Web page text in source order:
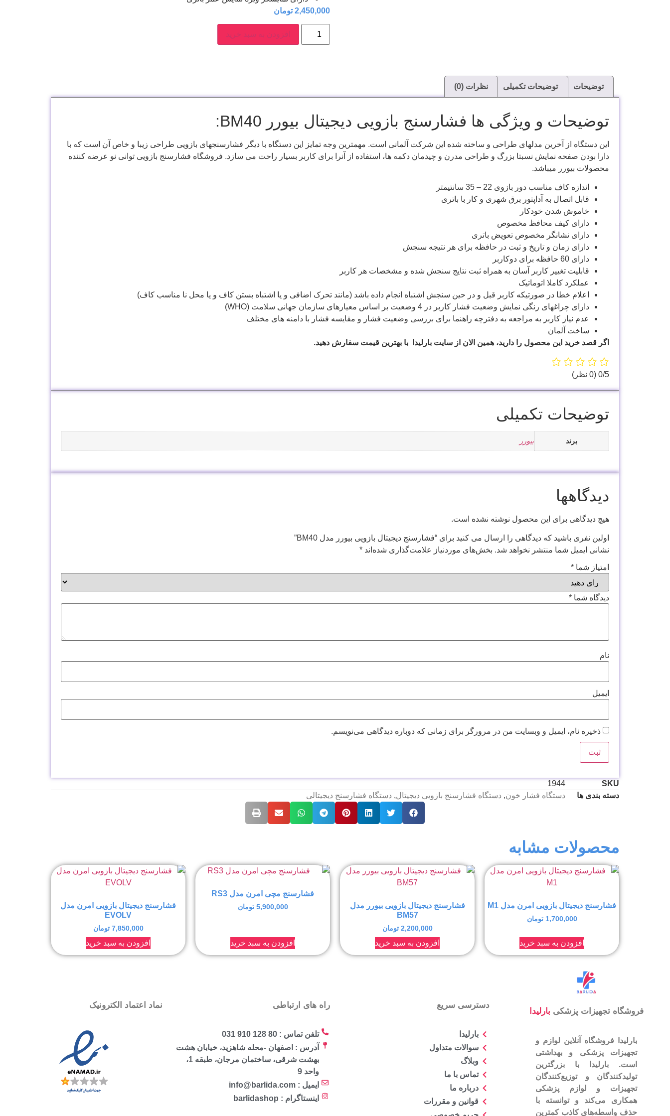
2,450,000 تومان
افزودن به سبد خرید
توضیحات توضیحات تکمیلی نظرات (0)
توضیحات و ویژگی ها فشارسنج بازویی دیجیتال بیورر BM40:
این دستگاه از آخرین مدلهای طراحی و ساخته شده این شرکت آلمانی است. مهمترین وجه تمایز این دستگاه با دیگر فشارسنجهای بازویی طراحی زیبا و خاص آن است که با
دارا بودن صفحه نمایش نسبتا بزرگ و طراحی مدرن و چیدمان دکمه ها، استفاده از آنرا برای کاربر بسیار راحت می سازد. فروشگاه فشارسنج بازویی توانی نو عرضه کننده
محصولات بیورر میباشد.
اندازه کاف مناسب دور بازوی 22 – 35 سانتیمتر
قابل اتصال به آداپتور برق شهری و کار با باتری
خاموش شدن خودکار
دارای کیف محافظ مخصوص
دارای نشانگر مخصوص تعویض باتری
دارای زمان و تاریخ و ثبت در حافظه برای هر نتیجه سنجش
دارای 60 حافظه برای دوکاربر
قابلیت تغییر کاربر آسان به همراه ثبت نتایج سنجش شده و مشخصات هر کاربر
عملکرد کاملا اتوماتیک
اعلام خطا در صورتیکه کاربر قبل و در حین سنجش اشتباه انجام داده باشد (مانند تحرک اضافی و یا اشتباه بستن کاف و یا محل نا مناسب کاف)
دارای چراغهای رنگی نمایش وضعیت فشار کاربر در 4 وضعیت بر اساس معیارهای سازمان جهانی سلامت (WHO)
عدم نیاز کاربر به مراجعه به دفترچه راهنما برای بررسی وضعیت فشار و مقایسه فشار با دامنه های مختلف
ساخت آلمان
اگر قصد خرید این محصول را دارید، همین الان از سایت بارلیدا با بهترین قیمت سفارش دهید.
‫0/5 ‫(0 نظر)
توضیحات تکمیلی
برند بیورر
دیدگاهها
هیچ دیدگاهی برای این محصول نوشته نشده است.
اولین نفری باشید که دیدگاهی را ارسال می کنید برای “فشارسنج دیجیتال بازویی بیورر مدل BM40”
نشانی ایمیل شما منتشر نخواهد شد. بخش‌های موردنیاز علامت‌گذاری شده‌اند *
امتیاز شما *
دیدگاه شما *
نام
ایمیل
ذخیره نام، ایمیل و وبسایت من در مرورگر برای زمانی که دوباره دیدگاهی می‌نویسم.
SKU
1944
دسته بندی ها
دستگاه فشار خون, دستگاه فشارسنج بازویی دیجیتال, دستگاه فشارسنج دیجیتالی
محصولات مشابه
فشارسنج دیجیتال بازویی امرن مدل M1
1,700,000 تومان
افزودن به سبد خرید
فشارسنج دیجیتال بازویی بیورر مدل
BM57
2,200,000 تومان
افزودن به سبد خرید
فشارسنج مچی امرن مدل RS3
5,900,000 تومان
افزودن به سبد خرید
فشارسنج دیجیتال بازویی امرن مدل
EVOLV
7,850,000 تومان
افزودن به سبد خرید
فروشگاه تجهیزات پزشکی بارلیدا
بارلیدا فروشگاه آنلاین لوازم و
تجهیزات پزشکی و بهداشتی
است. بارلیدا با بزرگترین
تولیدکنندگان و توزیع‌کنندگان
تجهیزات و لوازم پزشکی
همکاری می‌کند و توانسته با
حذف واسطه‌های کاذب کمترین
دسترسی سریع
بارلیدا
سوالات متداول
وبلاگ
تماس با ما
درباره ما
قوانین و مقررات
راه های ارتباطی
تلفن تماس : 80 128 910 031
آدرس : اصفهان -محله شاهزید، خیابان هشت
بهشت شرقی، ساختمان مرجان، طبقه 1،
واحد 9
ایمیل : info@barlida.com
اینستاگرام : barlidashop
نماد اعتماد الکترونیک